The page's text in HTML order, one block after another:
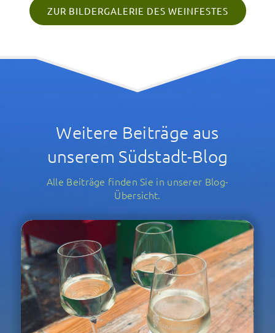
ZUR BILDERGALERIE DES WEINFESTES
Weitere Beiträge aus
unserem Südstadt-Blog
Alle Beiträge finden Sie in unserer Blog-
Übersicht.